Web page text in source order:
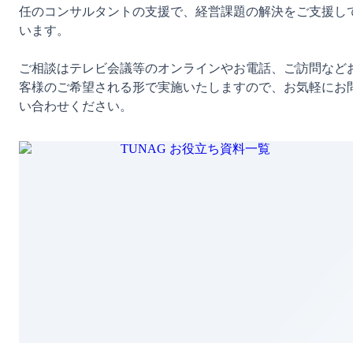
任のコンサルタントの支援で、経営課題の解決をご支援し
います。
ご相談はテレビ会議等のオンラインやお電話、ご訪問など
客様のご希望される形で実施いたしますので、お気軽にお
い合わせください。